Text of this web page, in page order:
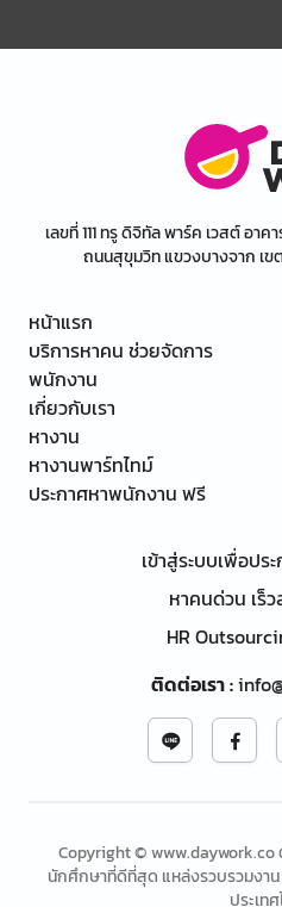
เลขที่ 111 ทรู ดิจิทัล พาร์ค เวสต์ อา
ถนนสุขุมวิท แขวงบางจาก เข
หน้าแรก
บริการหาคน ช่วยจัดการ
พนักงาน
เกี่ยวกับเรา
หางาน
หางานพาร์ทไทม์
ประกาศหาพนักงาน ฟรี
เข้าสู่ระบบเพื่อปร
หาคนด่วน เร็ว
HR
ติดต่อเรา:
Copyright © www.daywork.co
นักศึกษาที่ดีที่สุด แหล่งรวบรวมงาน
ประเท